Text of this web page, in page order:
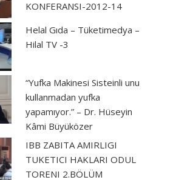
KONFERANSI-2012-14
Helal Gıda – Tüketimedya –
Hilal TV -3
“Yufka Makinesi Sisteinli unu
kullanmadan yufka
yapamıyor.” – Dr. Hüseyin
Kâmi Büyüközer
IBB ZABITA AMIRLIGI
TUKETICI HAKLARI ODUL
TORENI 2.BÖLÜM